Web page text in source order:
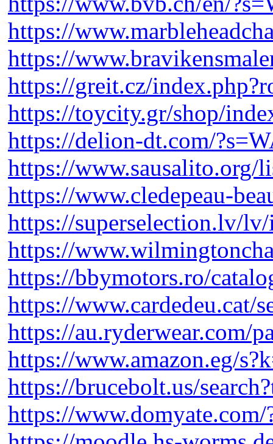
https://
https://
https://greit.cz/
https://toycity.gr/shop/
https://delion-dt.com/
https://www.sausalito.org/
https://www.cledepeau-
https://superselection.lv/
https://
https://bbymotors.ro/
https://www.cardedeu.cat/
https://au.ryderwear.com/
https://www.amazon.eg/
https://brucebolt.us/
https://